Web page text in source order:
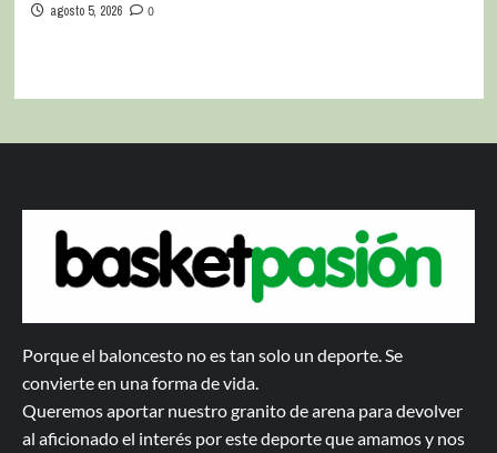
agosto 5, 2026 0
Porque el baloncesto no es tan solo un deporte. Se
convierte en una forma de vida.
Queremos aportar nuestro granito de arena para devolver
al aficionado el interés por este deporte que amamos y nos